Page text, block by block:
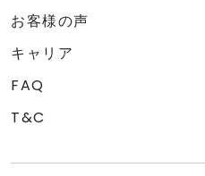
お客様の声
キャリア
FAQ
T&C